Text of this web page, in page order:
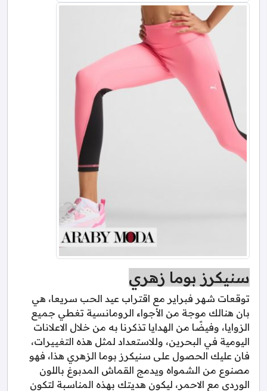
سنيكرز بوما زهري
توقعات شهر فبراير مع اقتراب عيد الحب سريعا، هي
بان هنالك موجة من الأجواء الرومانسية تغطي جميع
الزوايا، وفيضًا من الهدايا تذكرنا به من خلال الاعلانات
اليومية في البحرين، وللاستعداد لمثل هذه التغييرات،
فان عليك الحصول على سنيكرز بوما الزهري هذا، فهو
مصنوع من الشمواه ويدمج القماش المدبوغ باللون
الوردي مع الاحمر، ليكون هديتك بهذه المناسبة لتكون